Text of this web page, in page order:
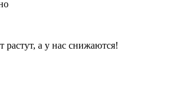
растут, а у нас снижаются!